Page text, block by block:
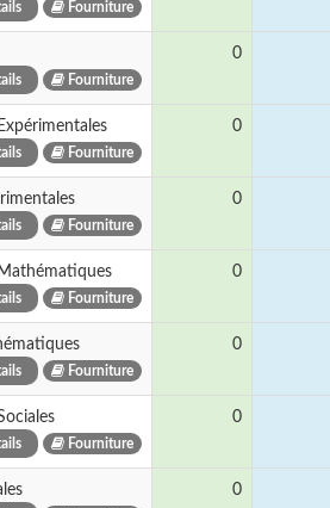
Fourniture
Fourniture
0
Fourniture
0
Fourniture
0
Fourniture
0
Fourniture
0
Fourniture
0
0